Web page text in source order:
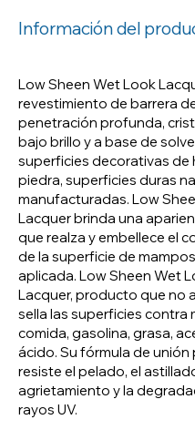
Wet Look Lacquers'
English Español
Información del
Low Sheen Wet Look
revestimiento de barrera
penetración profunda,
bajo brillo y a base de
superficies decorativas de
piedra, superficies duras
manufacturadas. Low
Lacquer brinda una
que realza y embellece el
de la superficie de
aplicada. Low Sheen Wet
Lacquer, producto que no
sella las superficies contra
comida, gasolina, grasa,
ácido. Su fórmula de
resiste el pelado, el
agrietamiento y la
rayos UV.